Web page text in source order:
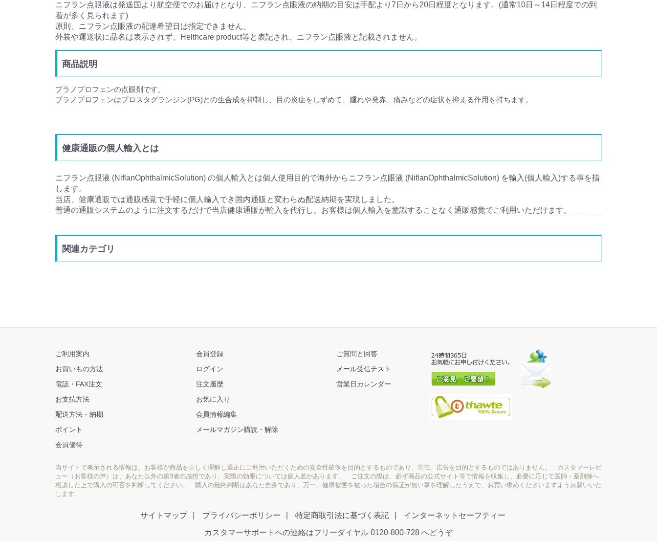
ニフラン点眼液は発送国より航空便でのお届けとなり、ニフラン点眼液の納期の目安は手配より7日から20日程度となります。(通常10日～14日程度での到
着が多く見られます)
原則、ニフラン点眼液の配達希望日は指定できません。
外装や運送状に品名は表示されず、Helthcare product等と表記され、ニフラン点眼液と記載されません。
商品説明
プラノプロフェンの点眼剤です。
プラノプロフェンはプロスタグランジン(PG)との生合成を抑制し、目の炎症をしずめて、腫れや発赤、痛みなどの症状を抑える作用を持ちます。
健康通販の個人輸入とは
ニフラン点眼液 (NiflanOphthalmicSolution) の個人輸入とは個人使用目的で海外からニフラン点眼液 (NiflanOphthalmicSolution) を輸入(個人輸入)する事を指
します。
当店、健康通販では通販感覚で手軽に個人輸入でき国内通販と変わらぬ配送納期を実現しました。
普通の通販システムのように注文するだけで当店健康通販が輸入を代行し、お客様は個人輸入を意識することなく通販感覚でご利用いただけます。
関連カテゴリ
ご利用案内
お買いもの方法
電話・FAX注文
お支払方法
配送方法・納期
ポイント
会員優待
会員登録
ログイン
注文履歴
お気に入り
会員情報編集
メールマガジン購読・解除
ご質問と回答
メール受信テスト
営業日カレンダー
当サイトで表示される情報は、お客様が商品を正しく理解し適正にご利用いただくための安全性確保を目的とするものであり、宣伝、広告を目的とするものではありません。 カスタマーレビ
ュー（お客様の声）は、あなた以外の第3者の感想であり、実際の効果については個人差があります。 ご注文の際は、必ず商品の公式サイト等で情報を収集し、必要に応じて医師・薬剤師へ
相談した上で購入の可否を判断してください。 購入の最終判断はあなた自身であり、万一、健康被害を被った場合の保証が無い事を理解したうえで、お買い求めくださいますようお願いいた
します。
サイトマップ プライバシーポリシー 特定商取引法に基づく表記 インターネットセーフティー
カスタマーサポートへの連絡はフリーダイヤル 0120-800-728 へどうぞ